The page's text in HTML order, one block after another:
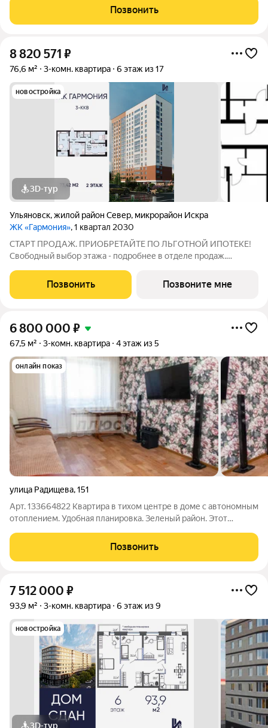
которую можно сразу заехать и жить без дополнительных
Позвонить
8 820 571 ₽
76,6 м² 3-комн. квартира 6 этаж из 17
новостройка
3D-тур
Ульяновск,жилой район Север, микрорайон Искра
ЖК «Гармония», 1 квартал 2030
СТАРТ ПРОДАЖ. ПРИОБРЕТАЙТЕ ПО ЛЬГОТНОЙ ИПОТЕКЕ!
Свободный выбор этажа - подробнее в отделе продаж.
для большой семьи, где каждому найдётся своё пространство:
отдельные комнаты для детей и
Позвонить Позвоните мне
6 800 000 ₽
67,5 м² 3-комн. квартира 4 этаж из 5
онлайн показ
улица Радищева,151
Арт. 133664822 Квартира в тихом центре в доме с автономным
отоплением. Удобная планировка. Зеленый район. Этот
КВАРТИРЫ: -изолированные просторные комнаты -окна
выходят на две стороны -две
Позвонить
7 512 000 ₽
93,9 м² 3-комн. квартира 6 этаж из 9
новостройка
3D-тур